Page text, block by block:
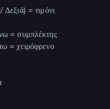
= τιμόνι
= συμπλέκτης
= χειρόφρενο